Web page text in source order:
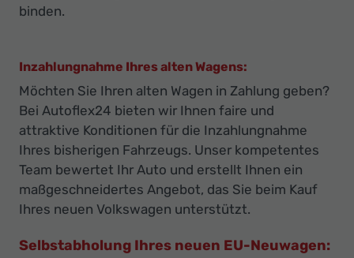
binden.
Inzahlungnahme Ihres alten Wagens:
Möchten Sie Ihren alten Wagen in Zahlung geben?
Bei Autoflex24 bieten wir Ihnen faire und
attraktive Konditionen für die Inzahlungnahme
Ihres bisherigen Fahrzeugs. Unser kompetentes
Team bewertet Ihr Auto und erstellt Ihnen ein
maßgeschneidertes Angebot, das Sie beim Kauf
Ihres neuen Volkswagen unterstützt.
Selbstabholung Ihres neuen EU-Neuwagen: